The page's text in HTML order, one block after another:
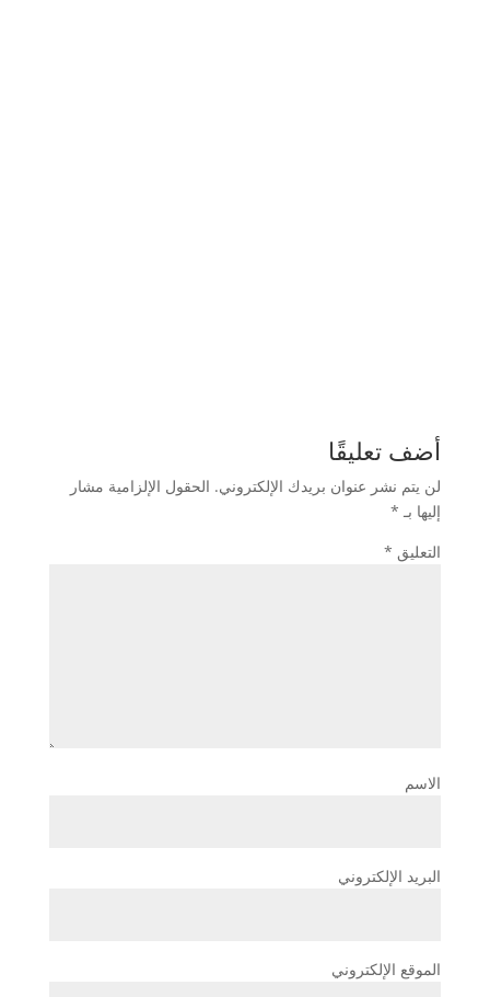
أضف تعليقًا
لن يتم نشر عنوان بريدك الإلكتروني. الحقول الإلزامية مشار
إليها بـ *
التعليق *
الاسم
البريد الإلكتروني
الموقع الإلكتروني